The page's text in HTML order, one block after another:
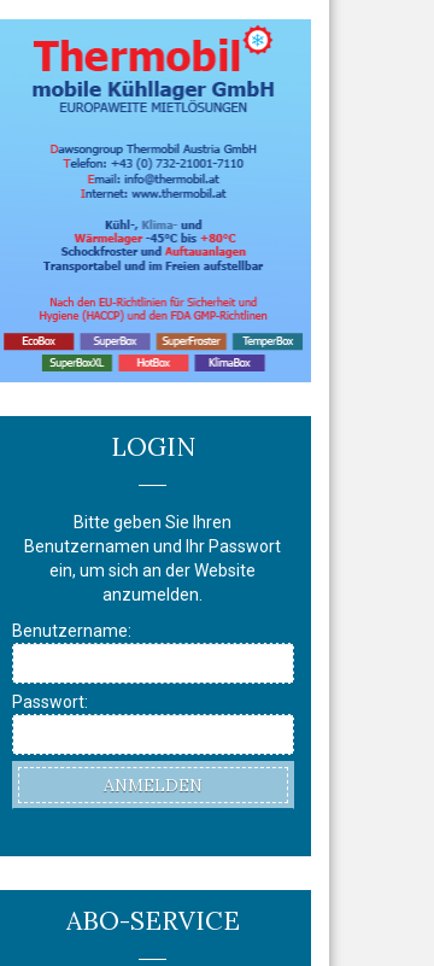
LOGIN
Bitte geben Sie Ihren
Benutzernamen und Ihr Passwort
ein, um sich an der Website
anzumelden.
Benutzername:
Passwort:
ANMELDEN
ABO-SERVICE